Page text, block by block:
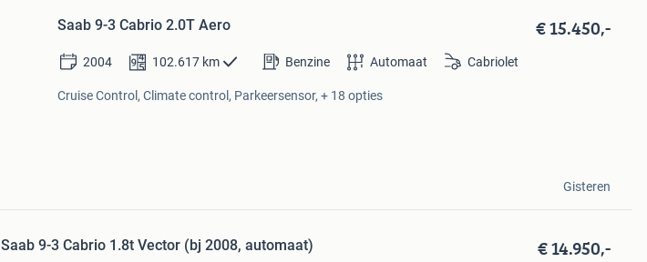
Saab 9-3 Cabrio 2.0T Aero € 15.450,-
2004 102.617 km Benzine Automaat Cabriolet
Cruise Control, Climate control, Parkeersensor, + 18 opties
Gisteren
Saab 9-3 Cabrio 1.8t Vector (bj 2008, automaat) € 14.950,-